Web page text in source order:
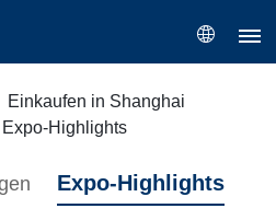
Einkaufen in Shanghai
Expo-Highlights
Expo-Highlights